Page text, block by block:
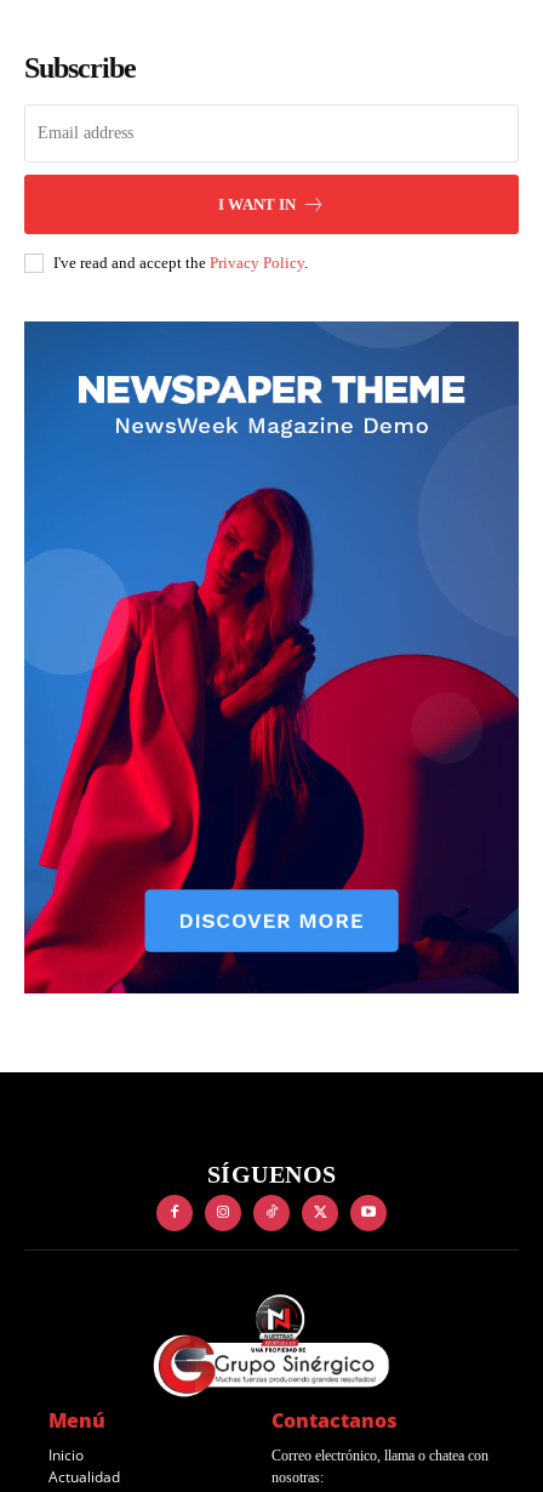
Subscribe
I WANT IN
I've read and accept the Privacy Policy.
SÍGUENOS
Menú
Inicio
Actualidad
Contactanos
Correo electrónico, llama o chatea con
nosotras: